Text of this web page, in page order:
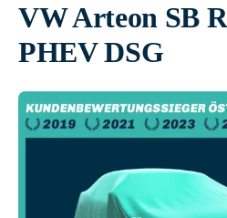
VW Arteon SB
PHEV DSG